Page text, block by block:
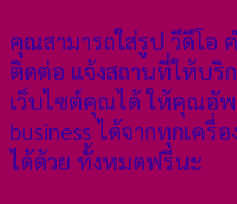
คุณสามารถใส่รูป วีดีโอ
ติดต่อ แจ้งสถานที่ให้บริ
เว็บไซต์คุณได้ ให้คุณอั
business ได้จากทุกเค
ได้ด้วย ทั้งหมดฟรีนะ